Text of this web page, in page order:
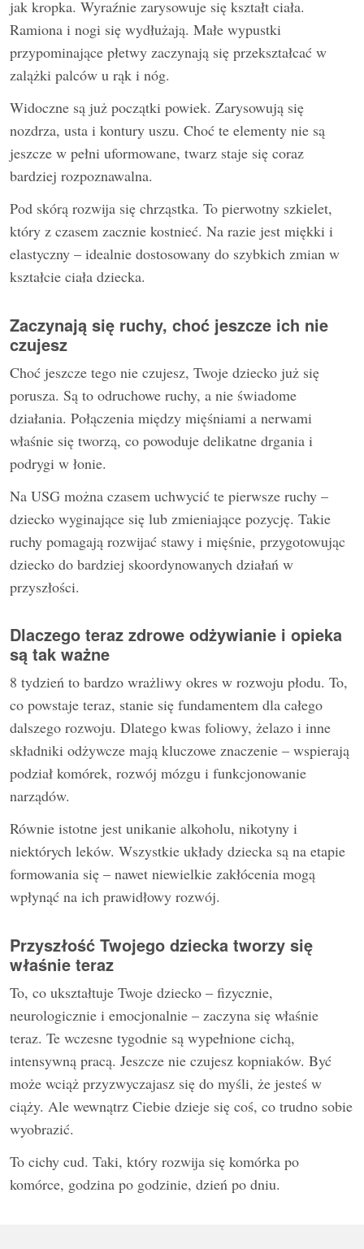
jak kropka. Wyraźnie zarysowuje się kształt ciała.
Ramiona i nogi się wydłużają. Małe wypustki
przypominające płetwy zaczynają się przekształcać w
zalążki palców u rąk i nóg.
Widoczne są już początki powiek. Zarysowują się
nozdrza, usta i kontury uszu. Choć te elementy nie są
jeszcze w pełni uformowane, twarz staje się coraz
bardziej rozpoznawalna.
Pod skórą rozwija się chrząstka. To pierwotny szkielet,
który z czasem zacznie kostnieć. Na razie jest miękki i
elastyczny – idealnie dostosowany do szybkich zmian w
kształcie ciała dziecka.
Zaczynają się ruchy, choć jeszcze ich nie
czujesz
Choć jeszcze tego nie czujesz, Twoje dziecko już się
porusza. Są to odruchowe ruchy, a nie świadome
działania. Połączenia między mięśniami a nerwami
właśnie się tworzą, co powoduje delikatne drgania i
podrygi w łonie.
Na USG można czasem uchwycić te pierwsze ruchy –
dziecko wyginające się lub zmieniające pozycję. Takie
ruchy pomagają rozwijać stawy i mięśnie, przygotowując
dziecko do bardziej skoordynowanych działań w
przyszłości.
Dlaczego teraz zdrowe odżywianie i opieka
są tak ważne
8 tydzień to bardzo wrażliwy okres w rozwoju płodu. To,
co powstaje teraz, stanie się fundamentem dla całego
dalszego rozwoju. Dlatego kwas foliowy, żelazo i inne
składniki odżywcze mają kluczowe znaczenie – wspierają
podział komórek, rozwój mózgu i funkcjonowanie
narządów.
Równie istotne jest unikanie alkoholu, nikotyny i
niektórych leków. Wszystkie układy dziecka są na etapie
formowania się – nawet niewielkie zakłócenia mogą
wpłynąć na ich prawidłowy rozwój.
Przyszłość Twojego dziecka tworzy się
właśnie teraz
To, co ukształtuje Twoje dziecko – fizycznie,
neurologicznie i emocjonalnie – zaczyna się właśnie
teraz. Te wczesne tygodnie są wypełnione cichą,
intensywną pracą. Jeszcze nie czujesz kopniaków. Być
może wciąż przyzwyczajasz się do myśli, że jesteś w
ciąży. Ale wewnątrz Ciebie dzieje się coś, co trudno sobie
wyobrazić.
To cichy cud. Taki, który rozwija się komórka po
komórce, godzina po godzinie, dzień po dniu.